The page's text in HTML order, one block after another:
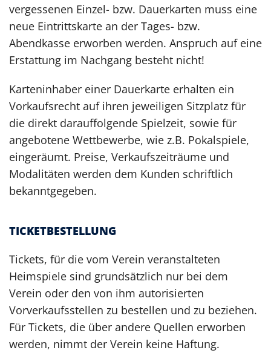
vergessenen Einzel- bzw. Dauerkarten muss eine
neue Eintrittskarte an der Tages- bzw.
Abendkasse erworben werden. Anspruch auf eine
Erstattung im Nachgang besteht nicht!
Karteninhaber einer Dauerkarte erhalten ein
Vorkaufsrecht auf ihren jeweiligen Sitzplatz für
die direkt darauffolgende Spielzeit, sowie für
angebotene Wettbewerbe, wie z.B. Pokalspiele,
eingeräumt. Preise, Verkaufszeiträume und
Modalitäten werden dem Kunden schriftlich
bekanntgegeben.
TICKETBESTELLUNG
Tickets, für die vom Verein veranstalteten
Heimspiele sind grundsätzlich nur bei dem
Verein oder den von ihm autorisierten
Vorverkaufsstellen zu bestellen und zu beziehen.
Für Tickets, die über andere Quellen erworben
werden, nimmt der Verein keine Haftung.